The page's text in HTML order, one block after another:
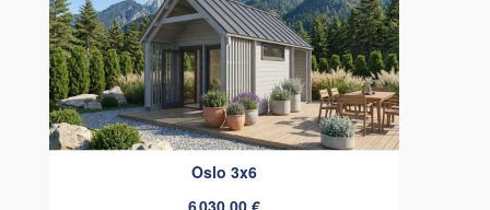
Oslo 3x6
6 030,00 €